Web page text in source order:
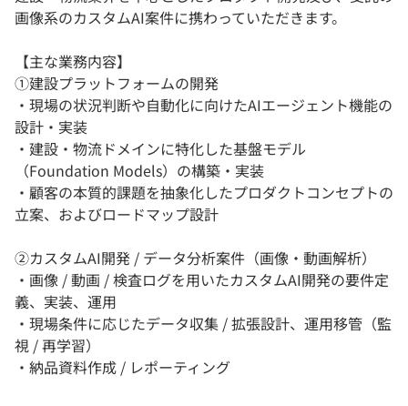
画像系のカスタムAI案件に携わっていただきます。
【主な業務内容】
①建設プラットフォームの開発
・現場の状況判断や自動化に向けたAIエージェント機能の
設計・実装
・建設・物流ドメインに特化した基盤モデル
（Foundation Models）の構築・実装
・顧客の本質的課題を抽象化したプロダクトコンセプトの
立案、およびロードマップ設計
②カスタムAI開発 / データ分析案件（画像・動画解析）
・画像 / 動画 / 検査ログを用いたカスタムAI開発の要件定
義、実装、運用
・現場条件に応じたデータ収集 / 拡張設計、運用移管（監
視 / 再学習）
・納品資料作成 / レポーティング